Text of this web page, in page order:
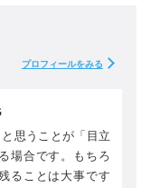
プロフィールをみる
思うことが「目立
場合です。もちろ
ることは大事です